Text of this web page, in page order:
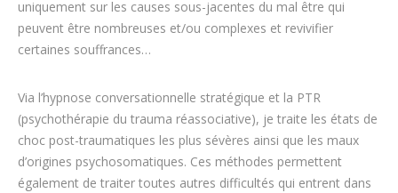
uniquement sur les causes sous-jacentes du mal être qui
peuvent être nombreuses et/ou complexes et revivifier
certaines souffrances…
Via l’hypnose conversationnelle stratégique et la PTR
(psychothérapie du trauma réassociative), je traite les états de
choc post-traumatiques les plus sévères ainsi que les maux
d’origines psychosomatiques. Ces méthodes permettent
également de traiter toutes autres difficultés qui entrent dans